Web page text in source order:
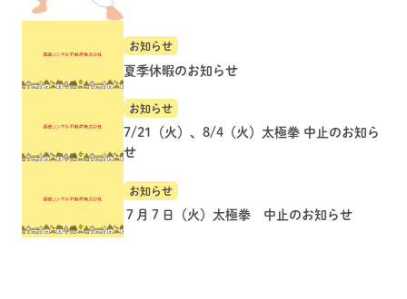
お知らせ
夏季休暇のお知らせ
お知らせ
7/21（火）、8/4（火）太極拳 中止のお知ら
せ
お知らせ
７月７日（火）太極拳 中止のお知らせ